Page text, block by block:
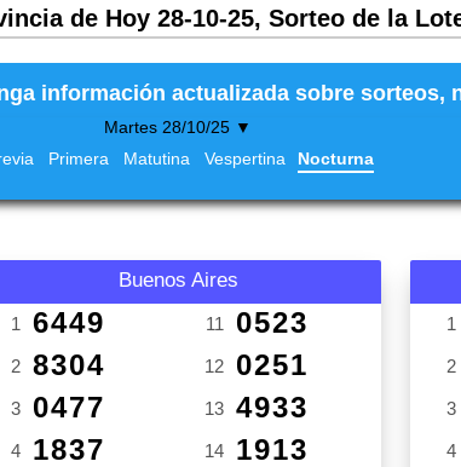
de Hoy 28-10-25, Sorteo de la
información actualizada sobre
Martes 28/10/25 ▼
Primera Matutina Vespertina Nocturna
Buenos Aires
1 6449
2 8304
3 0477
4 1837
11 0523
12 0251
13 4933
14 1913
1
2
3
4